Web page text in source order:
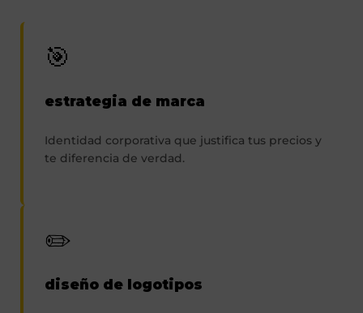
🎯
estrategia de marca
Identidad corporativa que justifica tus precios y
te diferencia de verdad.
✏️
diseño de logotipos